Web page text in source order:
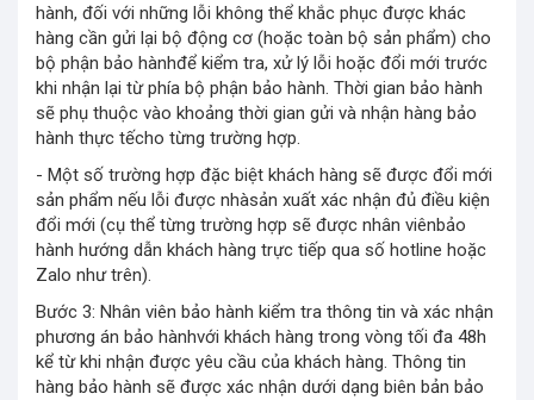
hành, đối với những lỗi không thể khắc phục được khác
hàng cần gửi lại bộ động cơ (hoặc toàn bộ sản phẩm) cho
bộ phận bảo hànhđể kiểm tra, xử lý lỗi hoặc đổi mới trước
khi nhận lại từ phía bộ phận bảo hành. Thời gian bảo hành
sẽ phụ thuộc vào khoảng thời gian gửi và nhận hàng bảo
hành thực tếcho từng trường hợp.
- Một số trường hợp đặc biệt khách hàng sẽ được đổi mới
sản phẩm nếu lỗi được nhàsản xuất xác nhận đủ điều kiện
đổi mới (cụ thể từng trường hợp sẽ được nhân viênbảo
hành hướng dẫn khách hàng trực tiếp qua số hotline hoặc
Zalo như trên).
Bước 3: Nhân viên bảo hành kiểm tra thông tin và xác nhận
phương án bảo hànhvới khách hàng trong vòng tối đa 48h
kể từ khi nhận được yêu cầu của khách hàng. Thông tin
hàng bảo hành sẽ được xác nhận dưới dạng biên bản bảo